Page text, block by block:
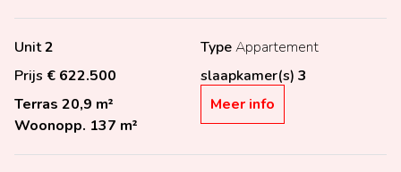
Unit2 TypeAppartement
Prijs € 622.500 slaapkamer(s) 3
Terras 20,9 m²
Woonopp. 137 m²
Meer info